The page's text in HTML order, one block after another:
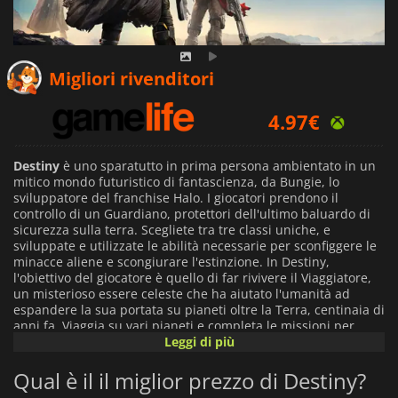
Migliori rivenditori
4.97€
Destiny è uno sparatutto in prima persona ambientato in un
mitico mondo futuristico di fantascienza, da Bungie, lo
sviluppatore del franchise Halo. I giocatori prendono il
controllo di un Guardiano, protettori dell'ultimo baluardo di
sicurezza sulla terra. Scegliete tra tre classi uniche, e
sviluppate e utilizzate le abilità necessarie per sconfiggere le
minacce aliene e scongiurare l'estinzione. In Destiny,
l'obiettivo del giocatore è quello di far rivivere il Viaggiatore,
un misterioso essere celeste che ha aiutato l'umanità ad
espandere la sua portata su pianeti oltre la Terra, centinaia di
anni fa. Viaggia su vari pianeti e completa le missioni per
progredire verso l'obiettivo previsto. Scegliete una delle tre
Destiny. I cacciatori sono agili e feroci avversari in
combattimento. I Warlocks esercitano una vasta capacità
Leggi di più
Qual è il il miglior prezzo di Destiny?